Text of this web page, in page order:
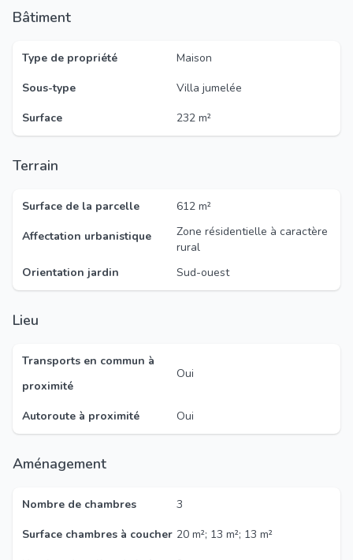
Bâtiment
Type de propriété
Maison
Sous-type
Villa jumelée
Surface
232 m²
Terrain
Surface de la parcelle
612 m²
Affectation urbanistique
Zone résidentielle à caractère
rural
Orientation jardin
Sud-ouest
Lieu
Transports en commun à
proximité
Oui
Autoroute à proximité Oui
Aménagement
Nombre de chambres
3
Surface chambres à coucher 20 m²; 13 m²; 13 m²